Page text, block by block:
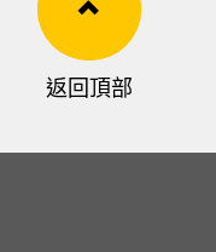
返回頂部